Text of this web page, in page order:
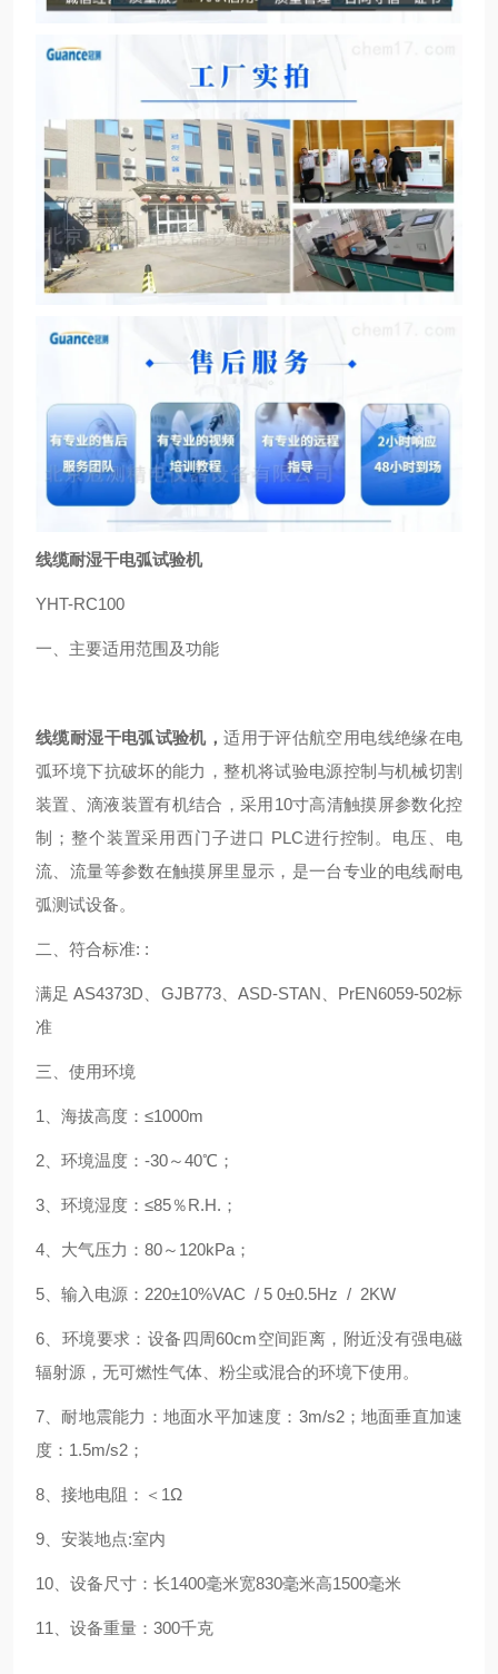
线缆耐湿干电弧试验机
YHT-RC100
一、主要适用范围及功能
线缆耐湿干电弧试验机，适用于评估航空用电线绝缘在电
弧环境下抗破坏的能力，整机将试验电源控制与机械切割
装置、滴液装置有机结合，采用10寸高清触摸屏参数化控
制；整个装置采用西门子进口 PLC进行控制。电压、电
流、流量等参数在触摸屏里显示，是一台专业的电线耐电
弧测试设备。
二、符合标准: :
满足 AS4373D、GJB773、ASD-STAN、PrEN6059-502标
准
三、使用环境
1、海拔高度：≤1000m
2、环境温度：-30～40℃；
3、环境湿度：≤85％R.H.；
4、大气压力：80～120kPa；
5、输入电源：220±10%VAC / 5 0±0.5Hz / 2KW
6、环境要求：设备四周60cm空间距离，附近没有强电磁
辐射源，无可燃性气体、粉尘或混合的环境下使用。
7、耐地震能力：地面水平加速度：3m/s2；地面垂直加速
度：1.5m/s2；
8、接地电阻：＜1Ω
9、安装地点:室内
10、设备尺寸：长1400毫米宽830毫米高1500毫米
11、设备重量：300千克